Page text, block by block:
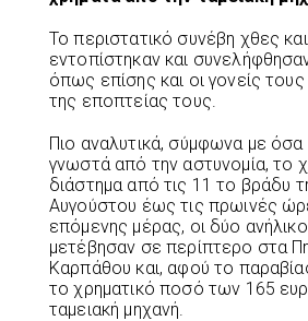
Το περιστατικό συνέβη χθες και
εντοπίστηκαν και
όπως επίσης και οι γονείς
της εποπτείας τους.
Πιο αναλυτικά, σύμφωνα με όσα
γνωστά από την αστυνομία, το
διάστημα από τις 11 το βράδυ
Αυγούστου έως τις πρωινές
επόμενης μέρας, οι δύο
μετέβησαν σε περίπτερο στα
Καρπάθου και, αφού το
το χρηματικό ποσό των 165
ταμειακή μηχανή.